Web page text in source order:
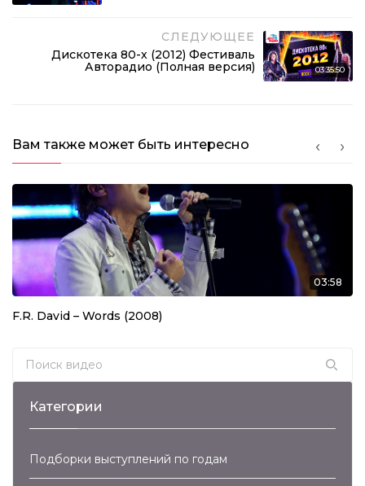
СЛЕДУЮЩЕЕ
Дискотека 80-х (2012) Фестиваль
Авторадио (Полная версия)
03:35:50
Вам также может быть интересно
03:58
F.R. David – Words (2008)
Search for:
Категории
Подборки выступлений по годам